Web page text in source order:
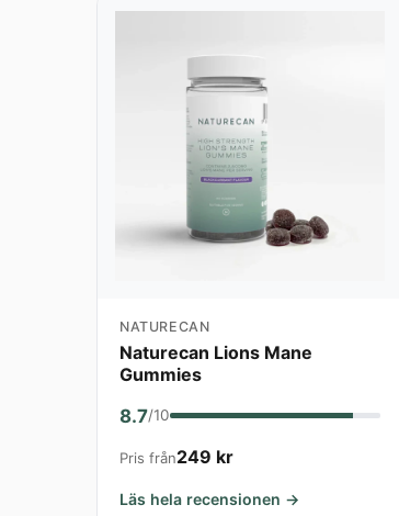
NATURECAN
Naturecan Lions Mane
Gummies
8.7/10
Pris från249 kr
Läs hela recensionen →